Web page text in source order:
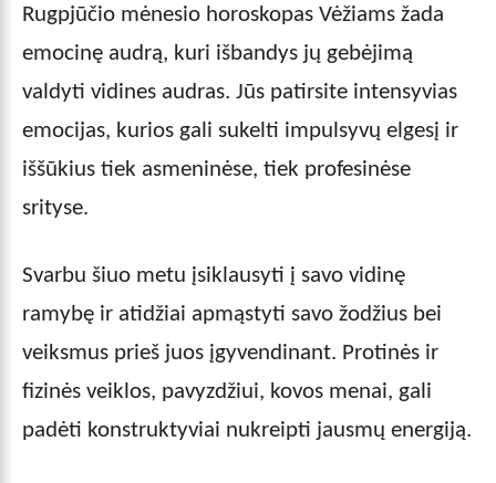
Rugpjūčio mėnesio horoskopas Vėžiams žada
emocinę audrą, kuri išbandys jų gebėjimą
valdyti vidines audras. Jūs patirsite intensyvias
emocijas, kurios gali sukelti impulsyvų elgesį ir
iššūkius tiek asmeninėse, tiek profesinėse
srityse.
Svarbu šiuo metu įsiklausyti į savo vidinę
ramybę ir atidžiai apmąstyti savo žodžius bei
veiksmus prieš juos įgyvendinant. Protinės ir
fizinės veiklos, pavyzdžiui, kovos menai, gali
padėti konstruktyviai nukreipti jausmų energiją.